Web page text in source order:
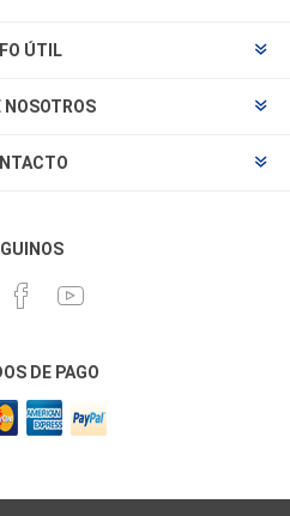
ÚTIL
NOSOTROS
DE PAGO